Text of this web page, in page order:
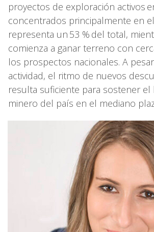
proyectos de exploración activos
concentrados principalmente en
representa un 53 % del total,
comienza a ganar terreno con
los prospectos nacionales. A
actividad, el ritmo de nuevos
resulta suficiente para sostener el
minero del país en el mediano